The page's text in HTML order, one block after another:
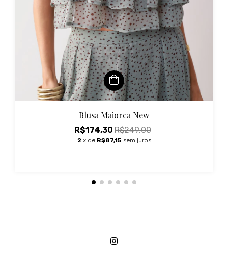
Blusa Maiorca New
R$174,30 R$249,00
2 x de R$87,15 sem juros